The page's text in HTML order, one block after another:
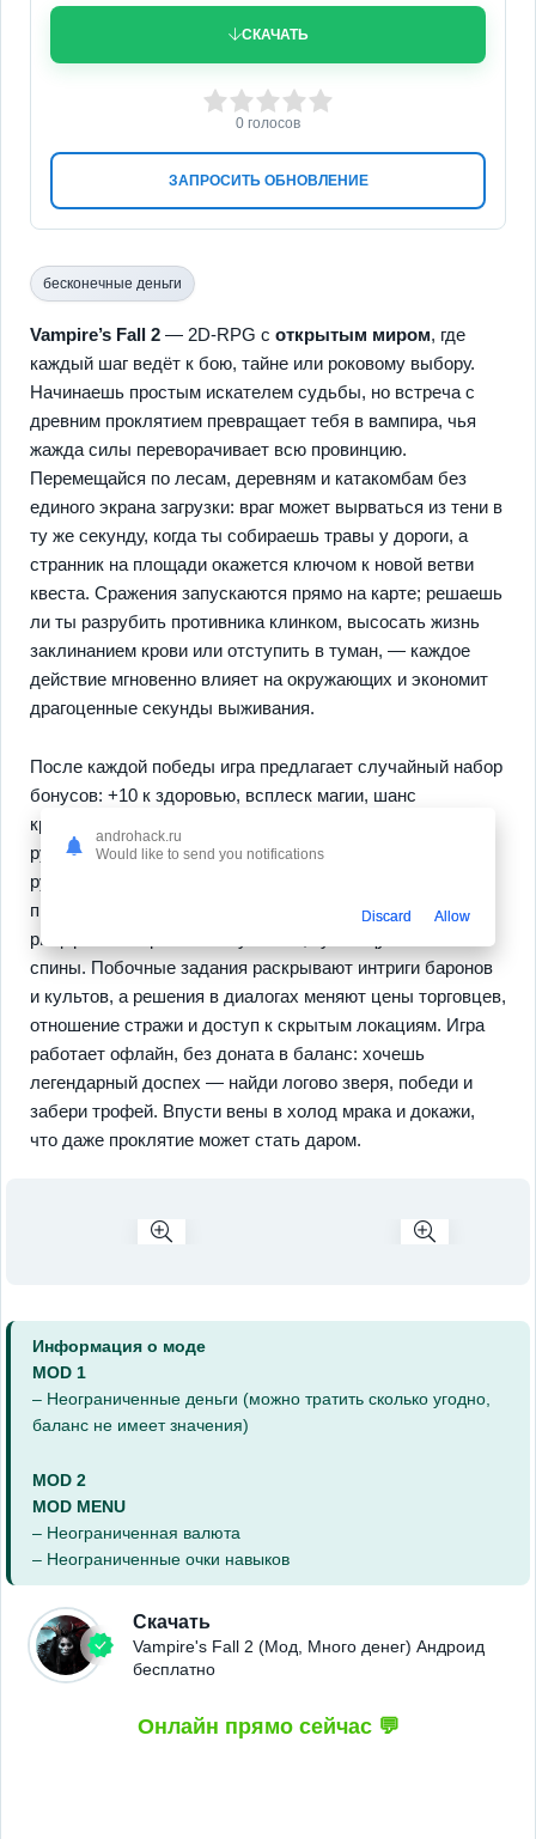
СКАЧАТЬ
ЗАПРОСИТЬ ОБНОВЛЕНИЕ
3 4 5
0 голосов
бесконечные деньги
Vampire’s Fall 2 — 2D-RPG с открытым миром, где
каждый шаг ведёт к бою, тайне или роковому выбору.
Начинаешь простым искателем судьбы, но встреча с
древним проклятием превращает тебя в вампира, чья
жажда силы переворачивает всю провинцию.
Перемещайся по лесам, деревням и катакомбам без
единого экрана загрузки: враг может вырваться из тени в
ту же секунду, когда ты собираешь травы у дороги, а
странник на площади окажется ключом к новой ветви
квеста. Сражения запускаются прямо на карте; решаешь
ли ты разрубить противника клинком, высосать жизнь
заклинанием крови или отступить в туман, — каждое
действие мгновенно влияет на окружающих и экономит
драгоценные секунды выживания.
После каждой победы игра предлагает случайный набор
бонусов: +10 к здоровью, всплеск магии, шанс
критического укуса или новую ветку талантов для
рукопашного боя. Собирай редкие артефакты, ковай
руны, экспериментируй с расстановкой навыков,
превращая героя в неубиваемого бронированного
рыцаря или стремительную тень, кусающую из-за
спины. Побочные задания раскрывают интриги баронов
и культов, а решения в диалогах меняют цены торговцев,
отношение стражи и доступ к скрытым локациям. Игра
работает офлайн, без доната в баланс: хочешь
легендарный доспех — найди логово зверя, победи и
забери трофей. Впусти вены в холод мрака и докажи,
что даже проклятие может стать даром.
Информация о моде
MOD 1
– Неограниченные деньги (можно тратить сколько угодно,
баланс не имеет значения)
MOD 2
MOD MENU
– Неограниченная валюта
– Неограниченные очки навыков
Скачать
Vampire's Fall 2 (Мод, Много денег) Андроид
бесплатно
Онлайн прямо сейчас 💬
androhack.ru
Would like to send you notifications
Discard Allow